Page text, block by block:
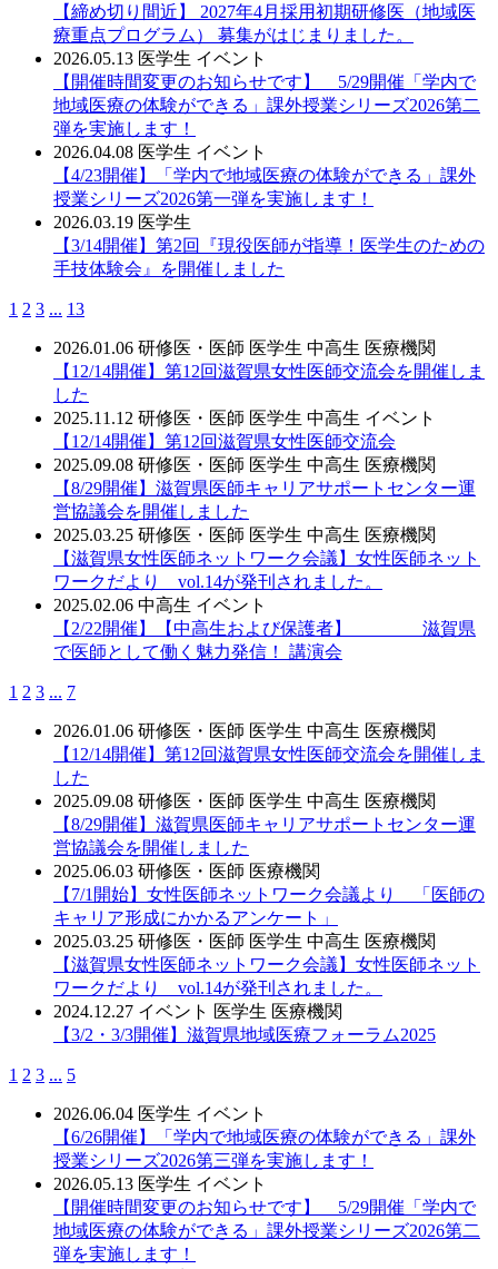
【締め切り間近】 2027年4月採用初期研修医（地域医
療重点プログラム） 募集がはじまりました。
2026.05.13 医学生 イベント
【開催時間変更のお知らせです】 5/29開催「学内で
地域医療の体験ができる」課外授業シリーズ2026第二
弾を実施します！
2026.04.08 医学生 イベント
【4/23開催】「学内で地域医療の体験ができる」課外
授業シリーズ2026第一弾を実施します！
2026.03.19 医学生
【3/14開催】第2回『現役医師が指導！医学生のための
手技体験会』を開催しました
1 2 3 ... 13
2026.01.06 研修医・医師 医学生 中高生 医療機関
【12/14開催】第12回滋賀県女性医師交流会を開催しま
した
2025.11.12 研修医・医師 医学生 中高生 イベント
【12/14開催】第12回滋賀県女性医師交流会
2025.09.08 研修医・医師 医学生 中高生 医療機関
【8/29開催】滋賀県医師キャリアサポートセンター運
営協議会を開催しました
2025.03.25 研修医・医師 医学生 中高生 医療機関
【滋賀県女性医師ネットワーク会議】女性医師ネット
ワークだより vol.14が発刊されました。
2025.02.06 中高生 イベント
【2/22開催】【中高生および保護者】 滋賀県
で医師として働く魅力発信！ 講演会
1 2 3 ... 7
2026.01.06 研修医・医師 医学生 中高生 医療機関
【12/14開催】第12回滋賀県女性医師交流会を開催しま
した
2025.09.08 研修医・医師 医学生 中高生 医療機関
【8/29開催】滋賀県医師キャリアサポートセンター運
営協議会を開催しました
2025.06.03 研修医・医師 医療機関
【7/1開始】女性医師ネットワーク会議より 「医師の
キャリア形成にかかるアンケート」
2025.03.25 研修医・医師 医学生 中高生 医療機関
【滋賀県女性医師ネットワーク会議】女性医師ネット
ワークだより vol.14が発刊されました。
2024.12.27 イベント 医学生 医療機関
【3/2・3/3開催】滋賀県地域医療フォーラム2025
1 2 3 ... 5
2026.06.04 医学生 イベント
【6/26開催】「学内で地域医療の体験ができる」課外
授業シリーズ2026第三弾を実施します！
2026.05.13 医学生 イベント
【開催時間変更のお知らせです】 5/29開催「学内で
地域医療の体験ができる」課外授業シリーズ2026第二
弾を実施します！